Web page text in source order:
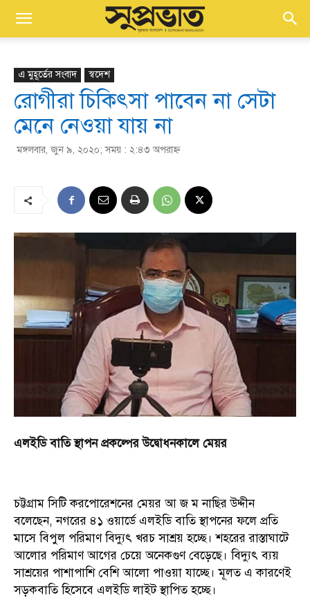
এ মুহূর্তের সংবাদ স্বদেশ
রোগীরা চিকিৎসা পাবেন না সেটা
মেনে নেওয়া যায় না
মঙ্গলবার, জুন ৯, ২০২০; সময় : ২:৪৩ অপরাহ্ণ
এলইডি বাতি স্থাপন প্রকল্পের উদ্বোধনকালে মেয়র
চট্টগ্রাম সিটি করপোরেশনের মেয়র আ জ ম নাছির উদ্দীন
বলেছেন, নগরের ৪১ ওয়ার্ডে এলইডি বাতি স্থাপনের ফলে প্রতি
মাসে বিপুল পরিমাণ বিদ্যুৎ খরচ সাশ্রয় হচ্ছে। শহরের রাস্তাঘাটে
আলোর পরিমাণ আগের চেয়ে অনেকগুণ বেড়েছে। বিদ্যুৎ ব্যয়
সাশ্রয়ের পাশাপাশি বেশি আলো পাওয়া যাচ্ছে। মূলত এ কারণেই
সড়কবাতি হিসেবে এলইডি লাইট স্থাপিত হচ্ছে।